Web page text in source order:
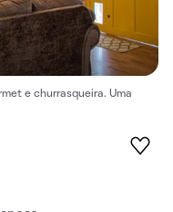
e churrasqueira. Uma